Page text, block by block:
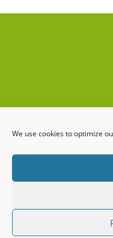
We use cookies to optimize
LIFE